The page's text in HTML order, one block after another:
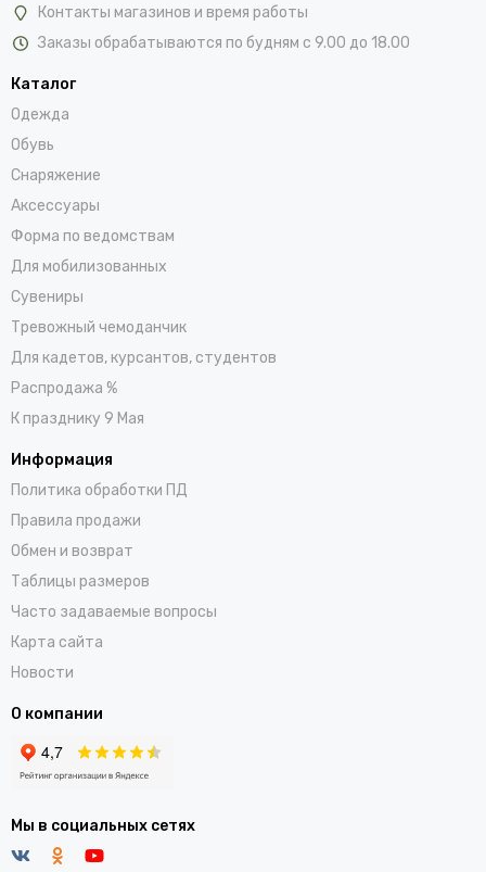
Контакты магазинов и время работы
Заказы обрабатываются по будням с 9.00 до 18.00
Каталог
Одежда
Обувь
Снаряжение
Аксессуары
Форма по ведомствам
Для мобилизованных
Сувениры
Тревожный чемоданчик
Для кадетов, курсантов, студентов
Распродажа %
К празднику 9 Мая
Информация
Политика обработки ПД
Правила продажи
Обмен и возврат
Таблицы размеров
Часто задаваемые вопросы
Карта сайта
Новости
О компании
Мы в социальных сетях